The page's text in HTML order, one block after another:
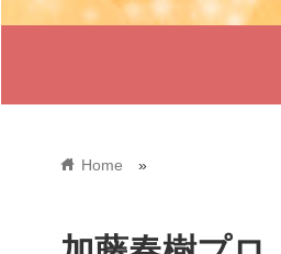
home Home »